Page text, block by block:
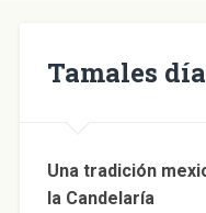
Tamales
Una tradición
la Candelaría